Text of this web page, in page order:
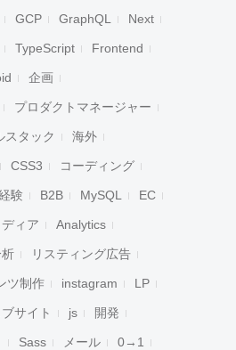
検索
GCP GraphQL Next
TypeScript Frontend
企画
プロダクトマネージャー
スタック 海外
CSS3 コーディング
験 B2B MySQL EC
ィア Analytics
リスティング広告
ツ制作 instagram LP
サイト js 開発
Sass メール 0→1